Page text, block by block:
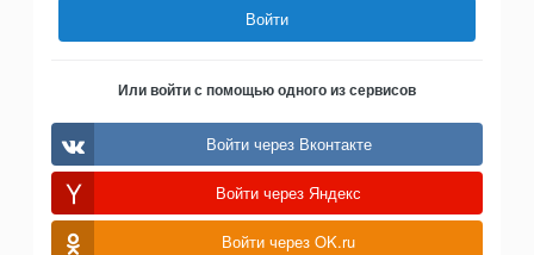
Войти
Или войти с помощью одного из сервисов
Войти через Вконтакте
Войти через Яндекс
Войти через OK.ru